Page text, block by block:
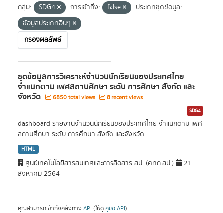
กลุ่ม:
SDG4 การเข้าถึง: false
ประเภทชุดข้อมูล:
ข้อมูลประเภทอื่นๆ
กรองผลลัพธ์
ชุดข้อมูลการวิเคราะห์จำนวนนักเรียนของประเทศไทย
จำแนกตาม เพศสถานศึกษา ระดับ การศึกษา สังกัด และ
จังหวัด 6850 total views 8 recent views
SDG4
dashboard รายงานจำนวนนักเรียนของประเทศไทย จำแนกตาม เพศ
สถานศึกษา ระดับ การศึกษา สังกัด และจังหวัด
HTML
ศูนย์เทคโนโลยีสารสนเทศและการสื่อสาร สป. (ศทก.สป.)
21
สิงหาคม 2564
คุณสามารถเข้าถึงคลังทาง API (ให้ดู คู่มือ API).